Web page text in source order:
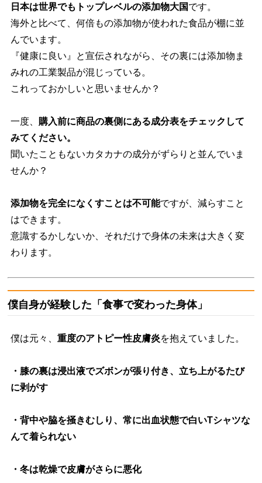
日本は世界でもトップレベルの添加物大国です。
海外と比べて、何倍もの添加物が使われた食品が棚に並
んでいます。
『健康に良い』と宣伝されながら、その裏には添加物ま
みれの工業製品が混じっている。
これっておかしいと思いませんか？
一度、 購入前に商品の裏側にある成分表をチェックして
みてください。
聞いたこともないカタカナの成分がずらりと並んでいま
せんか？
添加物を完全になくすことは不可能ですが、減らすこと
はできます。
意識するかしないか、それだけで身体の未来は大きく変
わります。
僕自身が経験した「食事で変わった身体」
僕は元々、重度のアトピー性皮膚炎を抱えていました。
・ 膝の裏は浸出液でズボンが張り付き、立ち上がるたび
に剥がす
・背中や脇を掻きむしり、常に出血状態で白いTシャツな
んて着られない
・冬は乾燥で皮膚がさらに悪化